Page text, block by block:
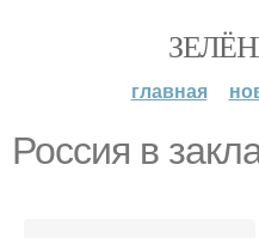
главная
Россия в